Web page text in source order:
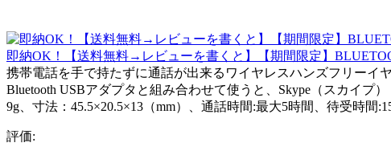
即納OK！【送料無料→レビューを書くと】【期間限定】
携帯電話を手で持たずに通話が出来るワイヤレスハンズフリーイ
Bluetooth USBアダプタと組み合わせて使うと、Skype（スカイプ
9g、寸法：45.5×20.5×13（mm）、通話時間:最大5時間、待受時間
評価: